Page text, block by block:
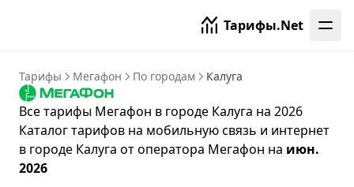
Тарифы.Net
Тарифы Мегафон По городам Калуга
Все тарифы Мегафон в городе Калуга на 2026
Каталог тарифов на мобильную связь и интернет
в городе Калуга отоператора Мегафон на июн.
2026